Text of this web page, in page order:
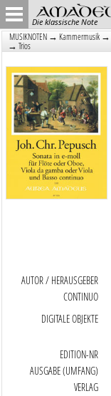
Die klassische Note
MUSIKNOTEN → Kammermusik →
→ Trios
AUTOR / HERAUSGEBER
CONTINUO
DIGITALE OBJEKTE
EDITION-NR
AUSGABE (UMFANG)
VERLAG